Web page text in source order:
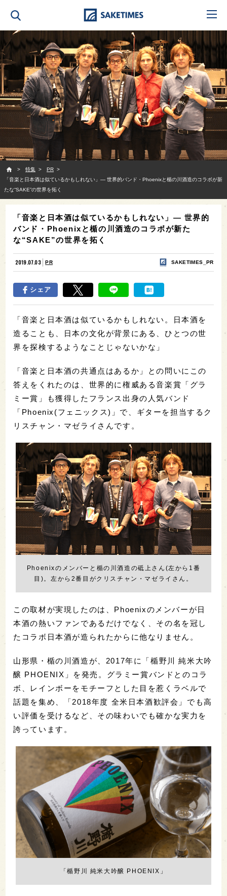
特集
PR
「音楽と日本酒は似ているかもしれない」― 世界的バンド・Phoenixと楯の川酒造のコラボが新
たな“SAKE”の世界を拓く
「音楽と日本酒は似ているかもしれない」― 世界的
バンド・Phoenixと楯の川酒造のコラボが新た
な“SAKE”の世界を拓く
2019.07.03 PR SAKETIMES_PR
シェア
「音楽と日本酒は似ているかもしれない。日本酒を
造ることも、日本の文化が背景にある、ひとつの世
界を探検するようなことじゃないかな」
「音楽と日本酒の共通点はあるか」との問いにこの
答えをくれたのは、世界的に権威ある音楽賞「グラ
ミー賞」も獲得したフランス出身の人気バンド
「Phoenix(フェニックス)」で、ギターを担当するク
リスチャン・マゼライさんです。
Phoenixのメンバーと楯の川酒造の砥上さん(左から1番
目)。左から2番目がクリスチャン・マゼライさん。
この取材が実現したのは、Phoenixのメンバーが日
本酒の熱いファンであるだけでなく、その名を冠し
たコラボ日本酒が造られたからに他なりません。
山形県・楯の川酒造が、2017年に「楯野川 純米大吟
醸 PHOENIX」を発売。グラミー賞バンドとのコラ
ボ、レインボーをモチーフとした目を惹くラベルで
話題を集め、「2018年度 全米日本酒歓評会」でも高
い評価を受けるなど、その味わいでも確かな実力を
誇っています。
「楯野川 純米大吟醸 PHOENIX」